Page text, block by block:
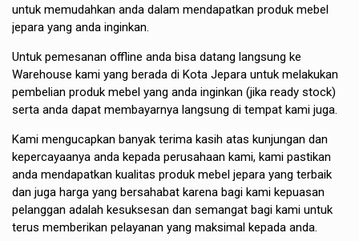
untuk memudahkan anda dalam mendapatkan produk mebel
jepara yang anda inginkan.
Untuk pemesanan offline anda bisa datang langsung ke
Warehouse kami yang berada di Kota Jepara untuk melakukan
pembelian produk mebel yang anda inginkan (jika ready stock)
serta anda dapat membayarnya langsung di tempat kami juga.
Kami mengucapkan banyak terima kasih atas kunjungan dan
kepercayaanya anda kepada perusahaan kami, kami pastikan
anda mendapatkan kualitas produk mebel jepara yang terbaik
dan juga harga yang bersahabat karena bagi kami kepuasan
pelanggan adalah kesuksesan dan semangat bagi kami untuk
terus memberikan pelayanan yang maksimal kepada anda.